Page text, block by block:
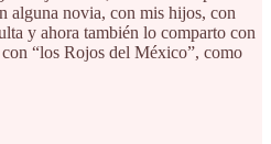
alguna novia, con mis hijos, con
y ahora también lo comparto con
“los Rojos del México”, como